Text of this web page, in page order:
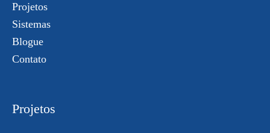
Projetos
Sistemas
Blogue
Contato
Projetos